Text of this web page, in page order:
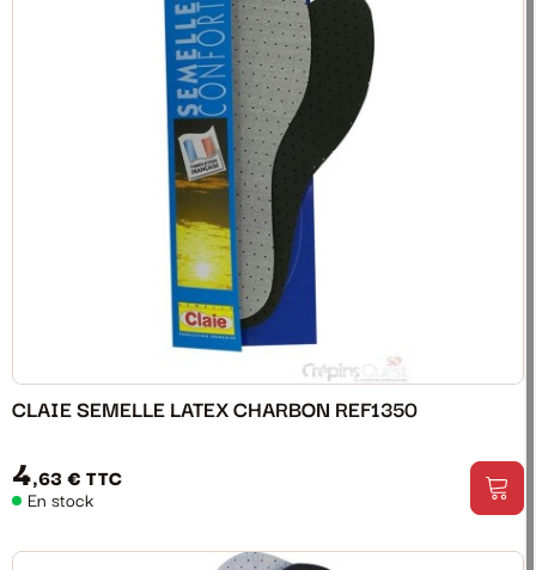
CLAIE SEMELLE LATEX CHARBON REF1350
4,63 € TTC
En stock